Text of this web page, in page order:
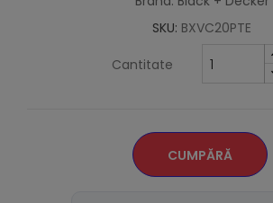
SKU: BXVC20PTE
Cantitate
CUMPĂRĂ